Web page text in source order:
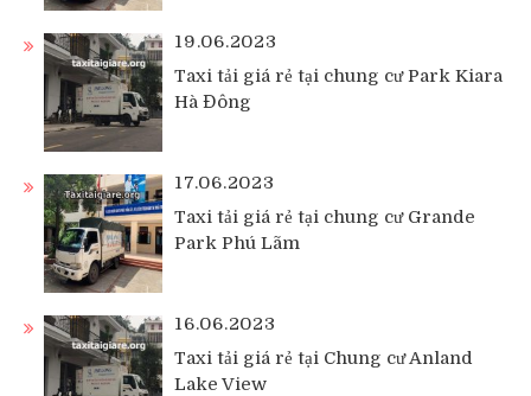
19.06.2023
Taxi tải giá rẻ tại chung cư Park Kiara
Hà Đông
17.06.2023
Taxi tải giá rẻ tại chung cư Grande
Park Phú Lãm
16.06.2023
Taxi tải giá rẻ tại Chung cư Anland
Lake View